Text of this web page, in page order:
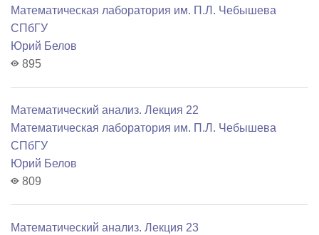
Математичеcкая лаборатория им. П.Л. Чебышева
СПбГУ
Юрий Белов
895
Математический анализ. Лекция 22
Математичеcкая лаборатория им. П.Л. Чебышева
СПбГУ
Юрий Белов
809
Математический анализ. Лекция 23